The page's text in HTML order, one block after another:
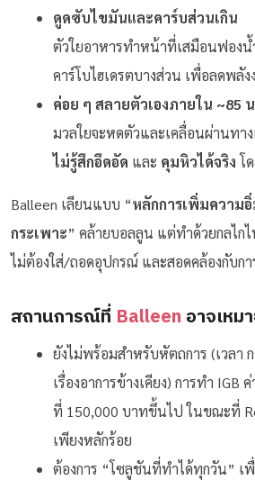
ดูดซับไขมันและคาร์บส่วนเกิน
ตัวใยอาหารทำหน้าที่เสมือนฟอง
คาร์โบไฮเดรตบางส่วน เพื่อลดพลั
ค่อย ๆ สลายตัวเองภายใน ~85
มวลใยจะหดตัวและเคลื่อนผ่านทา
ไม่รู้สึกอึดอัด และ คุมหิวได้จริง โ
Balleen เลียนแบบ “หลักการเพิ่มความ
กระเพาะ” คล้ายบอลลูน แต่ทำด้วยกลไก
ไม่ต้องใส่/ถอดอุปกรณ์ และสอดคล้องกับก
สถานการณ์ที่ Balleen อาจเหม
ยังไม่พร้อมสำหรับหัตถการ (เวลา
เรื่องอาการข้างเคียง) การทำ IGB
ที่ 150,000 บาทขึ้นไป ในขณะที่
เพียงหลักร้อย
ต้องการ “โซลูชันที่ทำได้ทุกวัน” เ